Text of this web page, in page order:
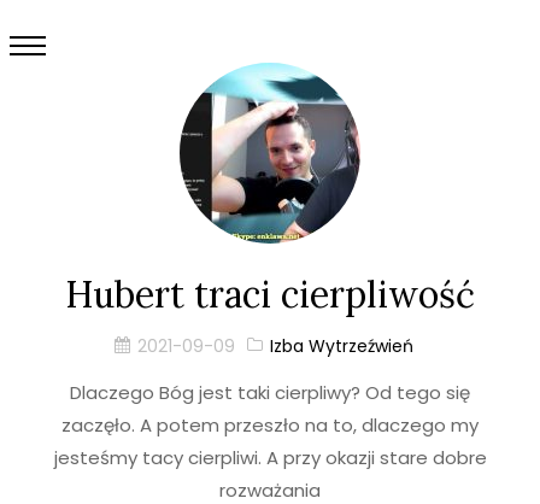
Hubert traci cierpliwość
2021-09-09 Izba Wytrzeźwień
Dlaczego Bóg jest taki cierpliwy? Od tego się
zaczęło. A potem przeszło na to, dlaczego my
jesteśmy tacy cierpliwi. A przy okazji stare dobre
rozważania